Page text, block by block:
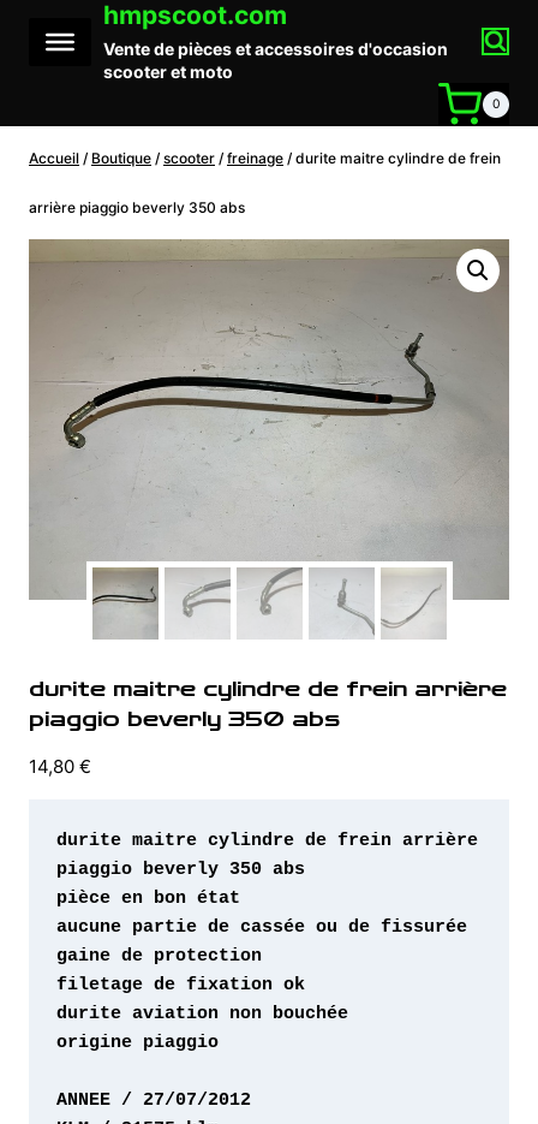
contenu
hmpscoot.com
Vente de pièces et accessoires d'occasion
scooter et moto
0
Accueil / Boutique / scooter / freinage / durite maitre cylindre de frein
arrière piaggio beverly 350 abs
durite maitre cylindre de frein arrière
piaggio beverly 350 abs
14,80 €
durite maitre cylindre de frein arrière
origine piaggio
ANNEE / 27/07/2012